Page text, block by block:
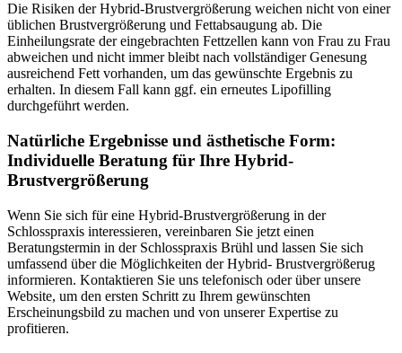
Die Risiken der Hybrid-Brustvergrößerung weichen nicht von einer
üblichen Brustvergrößerung und Fettabsaugung ab. Die
Einheilungsrate der eingebrachten Fettzellen kann von Frau zu Frau
abweichen und nicht immer bleibt nach vollständiger Genesung
ausreichend Fett vorhanden, um das gewünschte Ergebnis zu
erhalten. In diesem Fall kann ggf. ein erneutes Lipofilling
durchgeführt werden.
Natürliche Ergebnisse und ästhetische Form:
Individuelle Beratung für Ihre Hybrid-
Brustvergrößerung
Wenn Sie sich für eine Hybrid-Brustvergrößerung in der
Schlosspraxis interessieren, vereinbaren Sie jetzt einen
Beratungstermin in der Schlosspraxis Brühl und lassen Sie sich
umfassend über die Möglichkeiten der Hybrid- Brustvergrößerug
informieren. Kontaktieren Sie uns telefonisch oder über unsere
Website, um den ersten Schritt zu Ihrem gewünschten
Erscheinungsbild zu machen und von unserer Expertise zu
profitieren.